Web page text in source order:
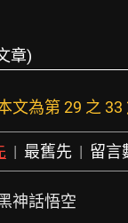
章)
文為第 29 之 33
| 最舊先 | 留言
神話悟空